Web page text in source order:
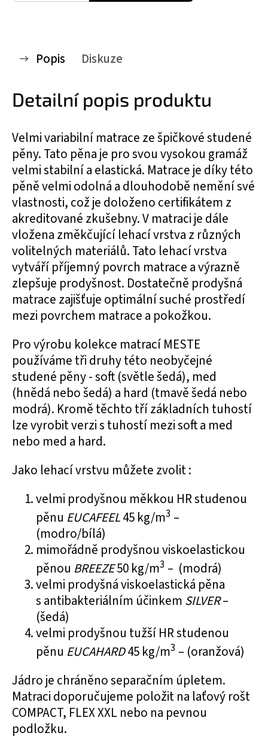
Popis Diskuze
Detailní popis produktu
Velmi variabilní matrace ze špičkové studené
pěny. Tato pěna je pro svou vysokou gramáž
velmi stabilní a elastická. Matrace je díky této
pěně velmi odolná a dlouhodobě nemění své
vlastnosti, což je doloženo certifikátem z
akreditované zkušebny. V matraci je dále
vložena změkčující lehací vrstva z různých
volitelných materiálů. Tato lehací vrstva
vytváří příjemný povrch matrace a výrazně
zlepšuje prodyšnost. Dostatečně prodyšná
matrace zajišťuje optimální suché prostředí
mezi povrchem matrace a pokožkou.
Pro výrobu kolekce matrací MESTE
používáme tři druhy této neobyčejné
studené pěny - soft (světle šedá), med
(hnědá nebo šedá) a hard (tmavě šedá nebo
modrá). Kromě těchto tří základních tuhostí
lze vyrobit verzi s tuhostí mezi soft a med
nebo med a hard.
Jako lehací vrstvu můžete zvolit :
velmi prodyšnou měkkou HR studenou
pěnu EUCAFEEL45 kg/m3 –
(modro/bílá)
mimořádně prodyšnou viskoelastickou
pěnou BREEZE50 kg/m3 – (modrá)
velmi prodyšnáviskoelastická pěna
s antibakteriálním účinkem SILVER–
(šedá)
velmi prodyšnou tužší HR studenou
pěnu EUCAHARD45 kg/m3 – (oranžová)
Jádro je chráněno separačním úpletem.
Matraci doporučujeme položit na laťový rošt
COMPACT, FLEX XXL nebo na pevnou
podložku.